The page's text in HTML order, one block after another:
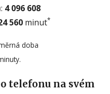
4 096 608
560 minut*
doba
telefonu na svém